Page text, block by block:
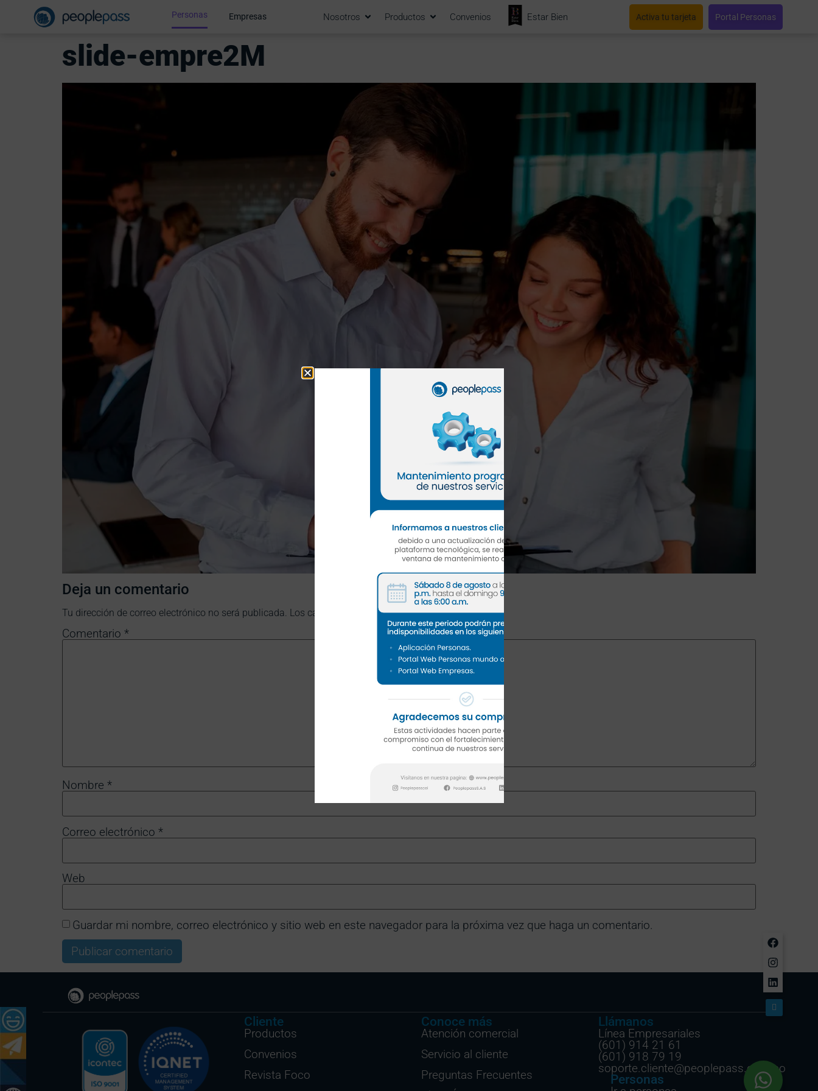
Personas Empresas Nosotros Productos Convenios Estar Bien Activa tu tarjeta Portal Personas
slide-empre2M
Deja un comentario
Tu dirección de correo electrónico no será publicada. Los campos obligatorios están marcados con*
Comentario *
Nombre *
Correo electrónico *
Web
Guardar mi nombre, correo electrónico y sitio web en este navegador para la próxima vez que haga un comentario.
Cliente
Productos
Convenios
Revista Foco
Conoce más
Atención comercial
Servicio al cliente
Preguntas Frecuentes
Llámanos
Línea Empresariales
(601) 914 21 61
(601) 918 79 19
soporte.cliente@peoplepass.com.co
Personas